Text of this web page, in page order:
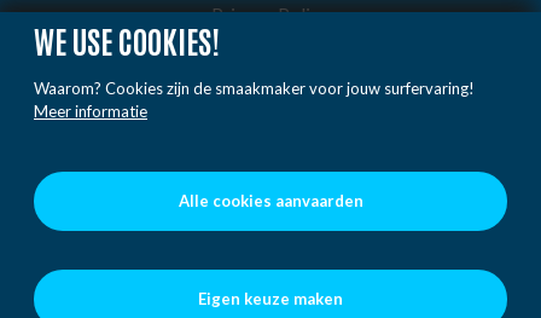
WE USE COOKIES!
Waarom? Cookies zijn de smaakmaker voor jouw surfervaring!
Meer informatie
Alle cookies aanvaarden
Eigen keuze maken
Privacy Policy
Cookie Policy
Gedragsregels
Voorwaarden